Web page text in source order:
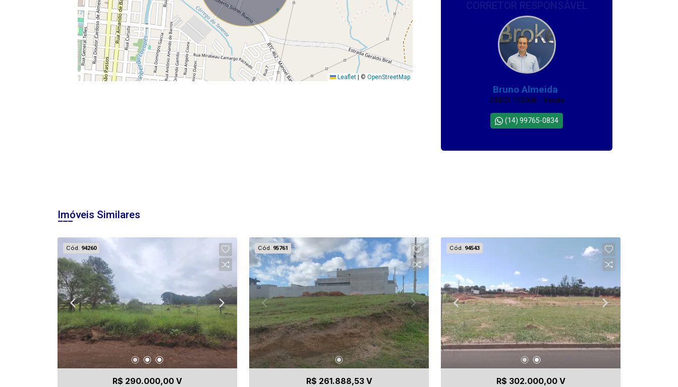
Leaflet © OpenStreetMap
Bruno Almeida
CRECI 115968 - Venda
(14) 99765-0834
Imóveis Similares
Cód. 94260
R$ 290.000,00 V
Cód. 95761
R$ 261.888,53 V
Cód. 94543
R$ 302.000,00 V